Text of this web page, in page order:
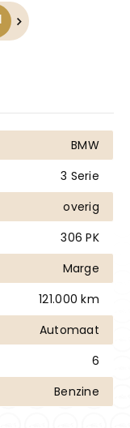
BMW
3 Serie
overig
306 PK
Marge
121.000 km
Automaat
6
Benzine